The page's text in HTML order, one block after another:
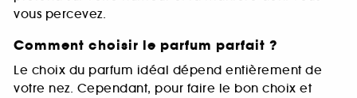
vous percevez.
Comment choisir le parfum parfait ?
Le choix du parfum idéal dépend entièrement de
votre nez. Cependant, pour faire le bon choix et